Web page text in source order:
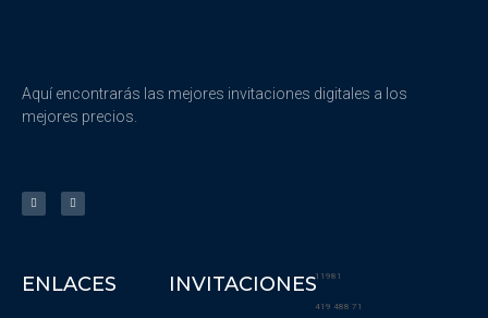
Aquí encontrarás las mejores invitaciones digitales a los
mejores precios.
ENLACES INVITACIONES11981
419 488 71